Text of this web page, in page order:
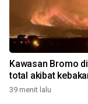
Kawasan Bromo
total akibat
39 menit lalu